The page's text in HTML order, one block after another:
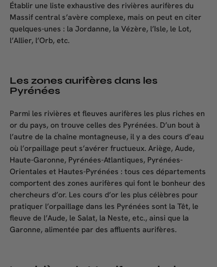
Établir une liste exhaustive des rivières aurifères du
Massif central s’avère complexe, mais on peut en citer
quelques-unes : la Jordanne, la Vézère, l’Isle, le Lot,
l’Allier, l’Orb, etc.
Les zones aurifères dans les
Pyrénées
Parmi les rivières et fleuves aurifères les plus riches en
or du pays, on trouve celles des Pyrénées. D’un bout à
l’autre de la chaîne montagneuse, il y a des cours d’eau
où l’orpaillage peut s’avérer fructueux. Ariège, Aude,
Haute-Garonne, Pyrénées-Atlantiques, Pyrénées-
Orientales et Hautes-Pyrénées : tous ces départements
comportent des zones aurifères qui font le bonheur des
chercheurs d’or. Les cours d’or les plus célèbres pour
pratiquer l’orpaillage dans les Pyrénées sont la Têt, le
fleuve de l’Aude, le Salat, la Neste, etc., ainsi que la
Garonne, alimentée par des affluents aurifères.